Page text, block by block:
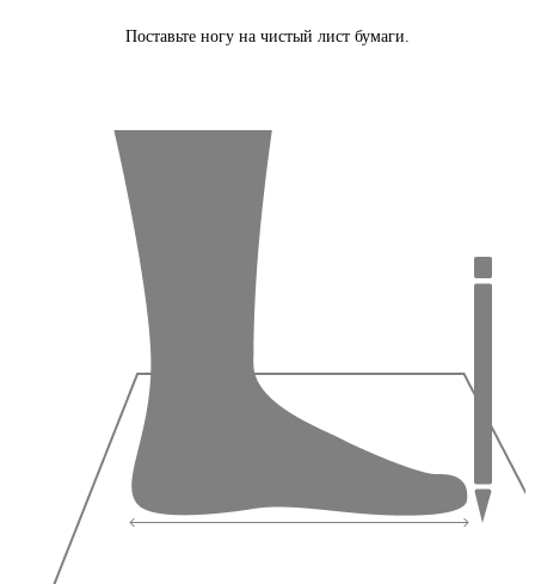
Поставьте ногу на чистый лист бумаги.